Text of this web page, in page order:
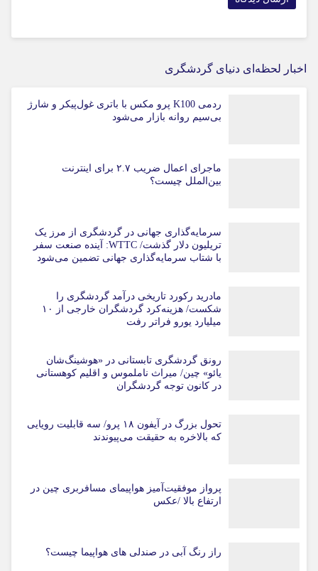
اخبار لحظه‌ای دنیای گردشگری
ردمی K100 پرو مکس با باتری غول‌پیکر و شارژ
بی‌سیم روانه بازار می‌شود
ماجرای اعمال ضریب ۲.۷ برای اینترنت
بین‌الملل چیست؟
سرمایه‌گذاری جهانی در گردشگری از مرز یک
تریلیون دلار گذشت/ WTTC: آینده صنعت سفر
با شتاب سرمایه‌گذاری جهانی تضمین می‌شود
مادرید رکورد تاریخی درآمد گردشگری را
شکست/ هزینه‌کرد گردشگران خارجی از ۱۰
میلیارد یورو فراتر رفت
رونق گردشگری تابستانی در «هوشینگ‌شان
یائو» چین/ میراث ناملموس و اقلیم کوهستانی
در کانون توجه گردشگران
تحول بزرگ در آیفون ۱۸ پرو/ سه قابلیت رویایی
که بالاخره به حقیقت می‌پیوندند
پرواز موفقیت‌آمیز هواپیمای مسافربری چین در
ارتفاع بالا /عکس
راز رنگ آبی در صندلی های هواپیما چیست؟